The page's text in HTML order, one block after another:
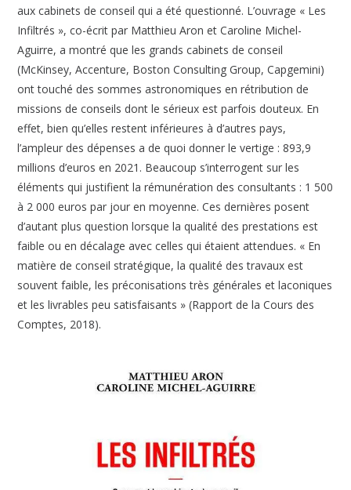
aux cabinets de conseil qui a été questionné. L’ouvrage « Les
Infiltrés », co-écrit par Matthieu Aron et Caroline Michel-
Aguirre, a montré que les grands cabinets de conseil
(McKinsey, Accenture, Boston Consulting Group, Capgemini)
ont touché des sommes astronomiques en rétribution de
missions de conseils dont le sérieux est parfois douteux. En
effet, bien qu’elles restent inférieures à d’autres pays,
l’ampleur des dépenses a de quoi donner le vertige : 893,9
millions d’euros en 2021. Beaucoup s’interrogent sur les
éléments qui justifient la rémunération des consultants : 1 500
à 2 000 euros par jour en moyenne. Ces dernières posent
d’autant plus question lorsque la qualité des prestations est
faible ou en décalage avec celles qui étaient attendues. « En
matière de conseil stratégique, la qualité des travaux est
souvent faible, les préconisations très générales et laconiques
et les livrables peu satisfaisants » (Rapport de la Cours des
Comptes, 2018).